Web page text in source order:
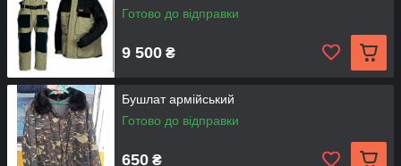
Готово до відправки
9 500 ₴
Бушлат армійський
Готово до відправки
650 ₴